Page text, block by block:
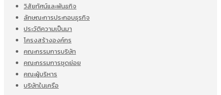
วิสัยทัศน์และพันธกิจ
ลักษณะการประกอบธุรกิจ
ประวัติความเป็นมา
โครงสร้างองค์กร
คณะกรรมการบริษัท
คณะกรรมการชุดย่อย
คณะผู้บริหาร
บริษัทในเครือ